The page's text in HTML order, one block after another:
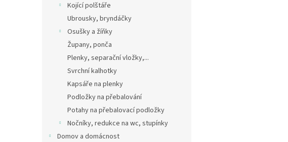
Kojící polštáře
Ubrousky, bryndáčky
Osušky a žíňky
Župany, ponča
Plenky, separační vložky,...
Svrchní kalhotky
Kapsáře na plenky
Podložky na přebalování
Potahy na přebalovací podložky
Nočníky, redukce na wc, stupínky
Domov a domácnost